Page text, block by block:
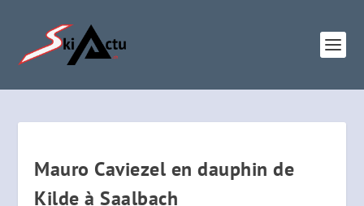
Mauro Caviezel en dauphin de
Kilde à Saalbach